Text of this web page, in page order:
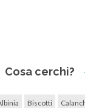
Cosa cerchi?
Biscotti